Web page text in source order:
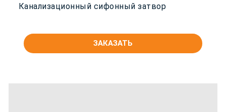
Канализационный сифонный затвор
ЗАКАЗАТЬ